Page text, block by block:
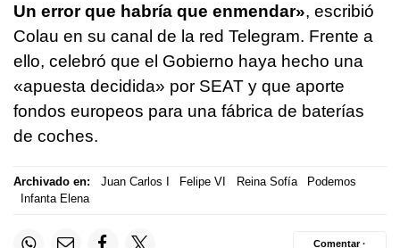
Un error que habría que enmendar», escribió
Colau en su canal de la red Telegram. Frente a
ello, celebró que el Gobierno haya hecho una
«apuesta decidida» por SEAT y que aporte
fondos europeos para una fábrica de baterías
de coches.
Archivado en: Juan Carlos I Felipe VI Reina Sofía
Podemos
Infanta Elena
Comentar ·